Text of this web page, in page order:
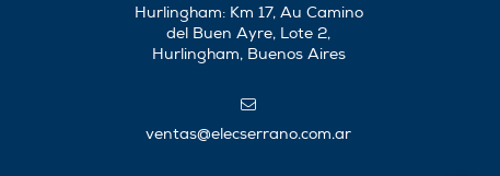
Hurlingham: Km 17, Au Camino
del Buen Ayre, Lote 2,
Hurlingham, Buenos Aires
ventas@elecserrano.com.ar